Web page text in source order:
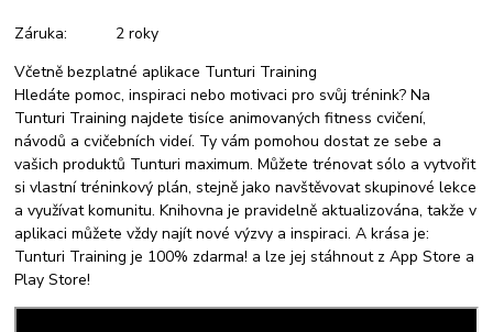
Záruka: 2 roky
Včetně bezplatné aplikace Tunturi Training
Hledáte pomoc, inspiraci nebo motivaci pro svůj trénink? Na
Tunturi Training najdete tisíce animovaných fitness cvičení,
návodů a cvičebních videí. Ty vám pomohou dostat ze sebe a
vašich produktů Tunturi maximum. Můžete trénovat sólo a vytvořit
si vlastní tréninkový plán, stejně jako navštěvovat skupinové lekce
a využívat komunitu. Knihovna je pravidelně aktualizována, takže v
aplikaci můžete vždy najít nové výzvy a inspiraci. A krása je:
Tunturi Training je 100% zdarma! a lze jej stáhnout z App Store a
Play Store!